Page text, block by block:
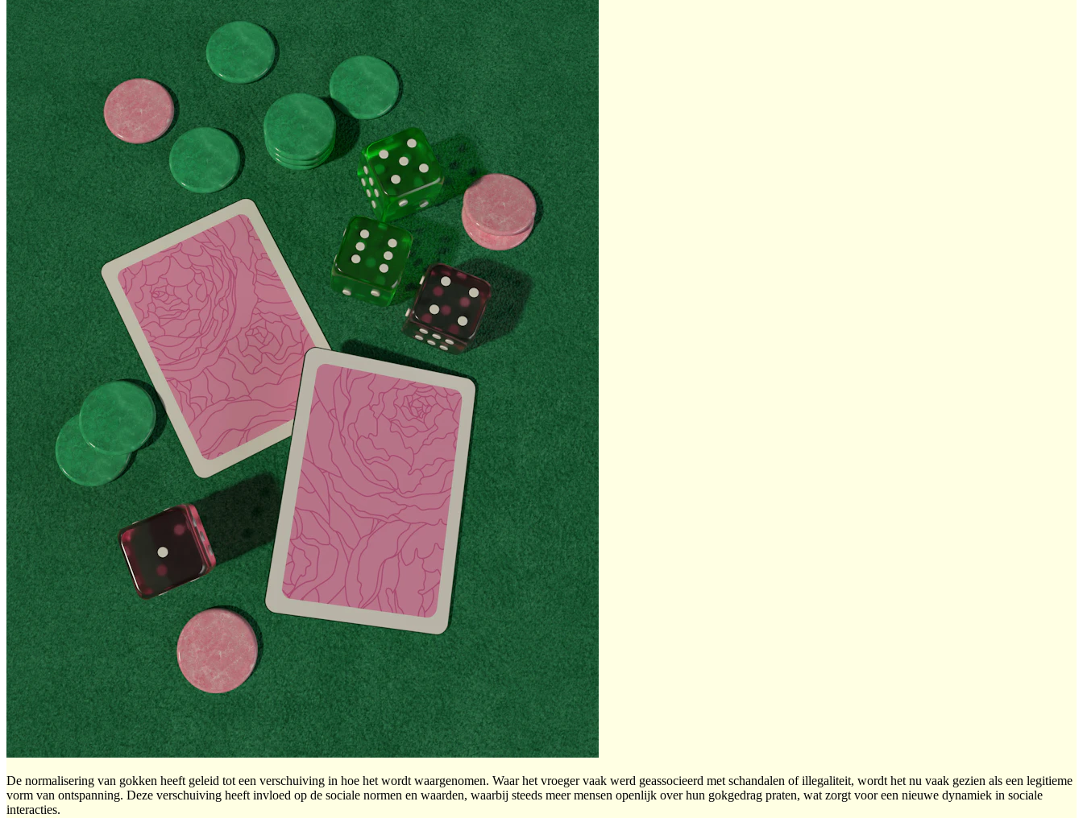
De normalisering van gokken heeft geleid tot een verschuiving in hoe het wordt waargenomen. Waar het vroeger vaak werd geassocieerd met schandalen of illegaliteit, wordt het nu vaak gezien als een legitieme
vorm van ontspanning. Deze verschuiving heeft invloed op de sociale normen en waarden, waarbij steeds meer mensen openlijk over hun gokgedrag praten, wat zorgt voor een nieuwe dynamiek in sociale
interacties.